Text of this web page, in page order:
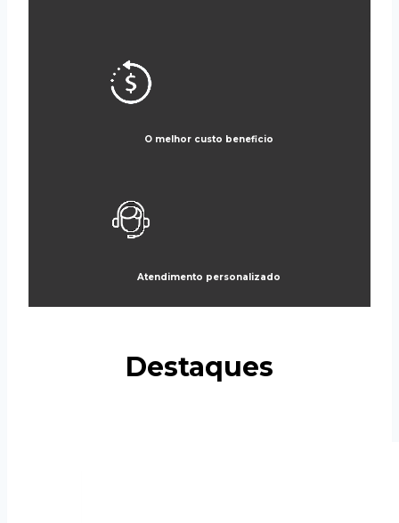
O melhor custo beneficio
Atendimento personalizado
Destaques